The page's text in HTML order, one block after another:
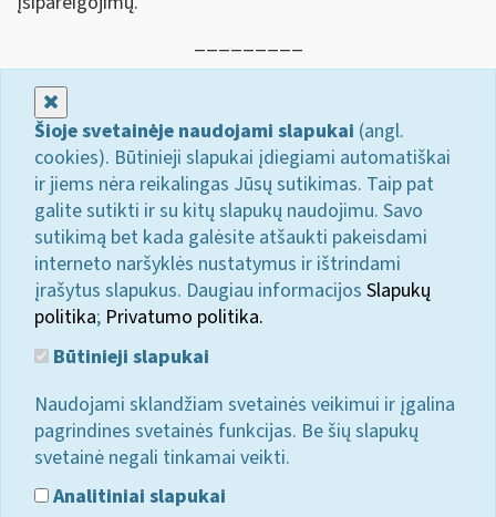
Šioje svetainėje naudojami slapukai (angl.
cookies). Būtinieji slapukai įdiegiami automatiškai
ir jiems nėra reikalingas Jūsų sutikimas. Taip pat
galite sutikti ir su kitų slapukų naudojimu. Savo
sutikimą bet kada galėsite atšaukti pakeisdami
interneto naršyklės nustatymus ir ištrindami
įrašytus slapukus. Daugiau informacijos Slapukų
politika; Privatumo politika.
Būtinieji slapukai
Naudojami sklandžiam svetainės veikimui ir įgalina
pagrindines svetainės funkcijas. Be šių slapukų
svetainė negali tinkamai veikti.
Analitiniai slapukai